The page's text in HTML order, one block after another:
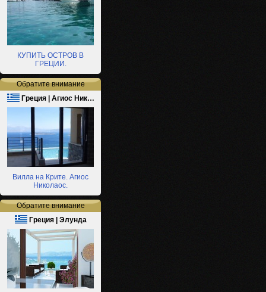
КУПИТЬ ОСТРОВ В
ГРЕЦИИ.
Обратите внимание
Греция | Агиос Ник…
Вилла на Крите. Агиос
Николаос.
Обратите внимание
Греция | Элунда